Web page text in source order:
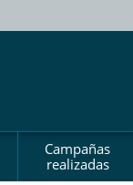
Campañas
realizadas